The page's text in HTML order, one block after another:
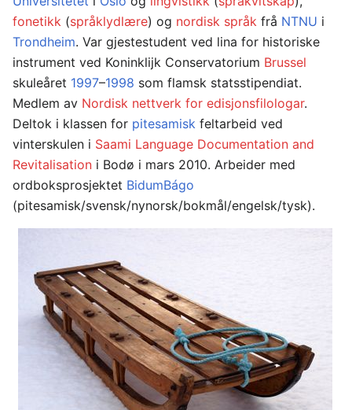
fonetikk (språklydlære) og nordisk språk frå NTNU i
Trondheim. Var gjestestudent ved lina for historiske
instrument ved Koninklijk Conservatorium Brussel
skuleåret 1997–1998 som flamsk statsstipendiat.
Medlem av Nordisk nettverk for edisjonsfilologar.
Deltok i klassen for pitesamisk feltarbeid ved
vinterskulen i Saami Language Documentation and
Revitalisation i Bodø i mars 2010. Arbeider med
ordboksprosjektet BidumBágo
(pitesamisk/svensk/nynorsk/bokmål/engelsk/tysk).